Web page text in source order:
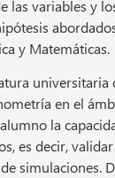
las variables y
y Matemáticas.
universitaria
en el
la
es decir,
simulaciones.